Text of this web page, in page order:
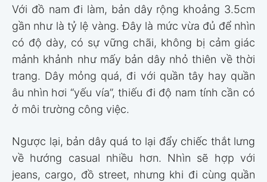
Với đồ nam đi làm, bản dây rộng khoảng 3.5cm
gần như là tỷ lệ vàng. Đây là mức vừa đủ để nhìn
có độ dày, có sự vững chãi, không bị cảm giác
mảnh khảnh như mấy bản dây nhỏ thiên về thời
trang. Dây mỏng quá, đi với quần tây hay quần
âu nhìn hơi “yếu vía”, thiếu đi độ nam tính cần có
ở môi trường công việc.
Ngược lại, bản dây quá to lại đẩy chiếc thắt lưng
về hướng casual nhiều hơn. Nhìn sẽ hợp với
jeans, cargo, đồ street, nhưng khi đi cùng quần